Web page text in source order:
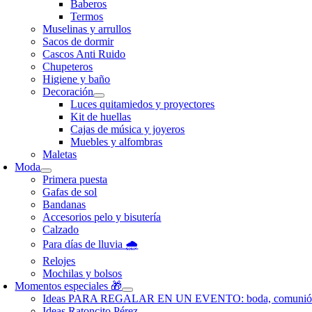
Baberos
Termos
Muselinas y arrullos
Sacos de dormir
Cascos Anti Ruido
Chupeteros
Higiene y baño
Decoración
Luces quitamiedos y proyectores
Kit de huellas
Cajas de música y joyeros
Muebles y alfombras
Maletas
Moda
Primera puesta
Gafas de sol
Bandanas
Accesorios pelo y bisutería
Calzado
Para días de lluvia 🌧️
Relojes
Mochilas y bolsos
Momentos especiales 🎁
Ideas PARA REGALAR EN UN EVENTO: boda,